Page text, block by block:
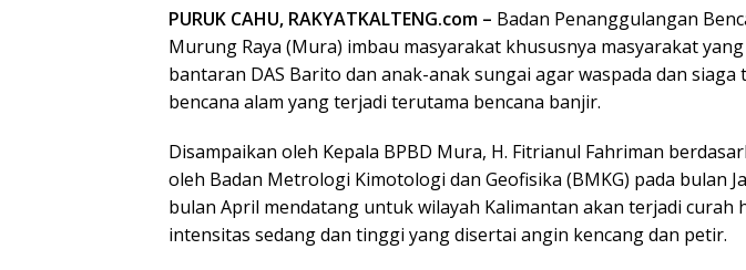
PURUK CAHU, RAKYATKALTENG.com – Badan Penanggulangan
Murung Raya (Mura) imbau masyarakat khususnya masyarakat
bantaran DAS Barito dan anak-anak sungai agar waspada dan
bencana alam yang terjadi terutama bencana banjir.
Disampaikan oleh Kepala BPBD Mura, H. Fitrianul Fahriman
oleh Badan Metrologi Kimotologi dan Geofisika (BMKG) pada bulan
bulan April mendatang untuk wilayah Kalimantan akan terjadi curah
intensitas sedang dan tinggi yang disertai angin kencang dan petir.